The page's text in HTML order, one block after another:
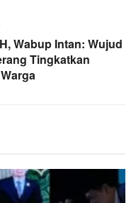
Wabup Intan: Wujud
Tingkatkan